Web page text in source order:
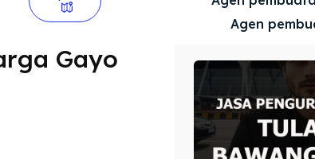
Agen
Gayo